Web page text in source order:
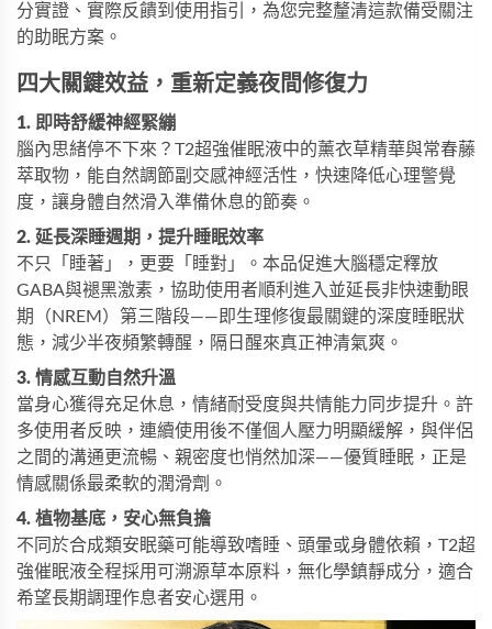
分實證、實際反饋到使用指引，為您完整釐清這款備受關注
的助眠方案。
四大關鍵效益，重新定義夜間修復力
1. 即時舒緩神經緊繃
腦內思緒停不下來？T2超強催眠液中的薰衣草精華與常春藤
萃取物，能自然調節副交感神經活性，快速降低心理警覺
度，讓身體自然滑入準備休息的節奏。
2. 延長深睡週期，提升睡眠效率
不只「睡著」，更要「睡對」。本品促進大腦穩定釋放
GABA與褪黑激素，協助使用者順利進入並延長非快速動眼
期（NREM）第三階段——即生理修復最關鍵的深度睡眠狀
態，減少半夜頻繁轉醒，隔日醒來真正神清氣爽。
3. 情感互動自然升溫
當身心獲得充足休息，情緒耐受度與共情能力同步提升。許
多使用者反映，連續使用後不僅個人壓力明顯緩解，與伴侶
之間的溝通更流暢、親密度也悄然加深——優質睡眠，正是
情感關係最柔軟的潤滑劑。
4. 植物基底，安心無負擔
不同於合成類安眠藥可能導致嗜睡、頭暈或身體依賴，T2超
強催眠液全程採用可溯源草本原料，無化學鎮靜成分，適合
希望長期調理作息者安心選用。